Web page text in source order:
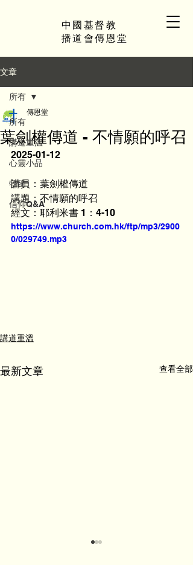
中國基督教
播道會傳恩堂
文章
所有
講道重溫
心靈小品
牧函
信仰Q&A
所有
葉劍權傳道 - 不情願的呼召
傳恩堂
2025-01-12
講員：葉劍權傳道
講題：不情願的呼召
經文：耶利米書 1：4-10
https://www.church.com.hk/ftp/mp3/2900
0/029749.mp3
講道重溫
最新文章 查看全部